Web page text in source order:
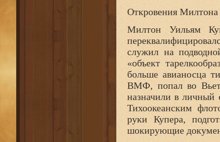
Откровения Милтона
Милтон Уильям
служил на
«объект
больше авианосца
ВМФ, попал во
назначили в личный
Тихоокеанским
руки Купера,
шокирующие